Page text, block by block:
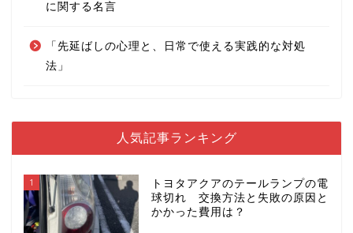
に関する名言
「先延ばしの心理と、日常で使える実践的な対処
法」
人気記事ランキング
1
トヨタアクアのテールランプの電
球切れ 交換方法と失敗の原因と
かかった費用は？